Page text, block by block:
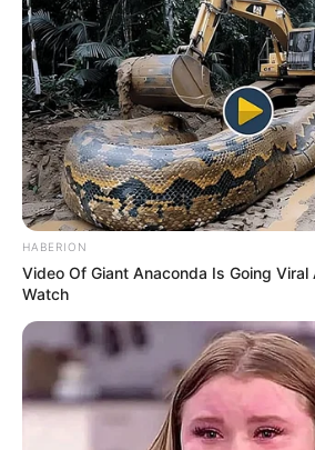
L’accès au site est 100% gratuit,
pour nous soutenir avec un petit
boutons, merci à vous.
HABERION
Video Of Giant Anaconda Is Going Viral
Watch